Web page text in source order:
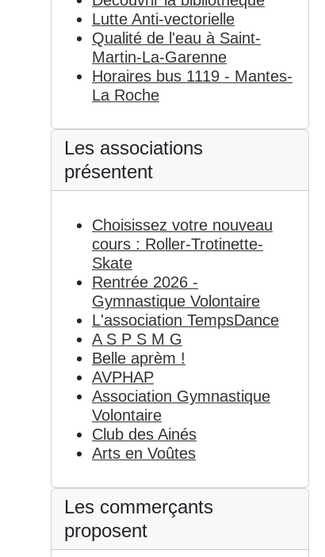
Lutte Anti-vectorielle
Qualité de l'eau à Saint-
Martin-La-Garenne
Horaires bus 1119 - Mantes-
La Roche
Les associations
présentent
Choisissez votre nouveau
cours : Roller-Trotinette-
Skate
Rentrée 2026 -
Gymnastique Volontaire
L'association TempsDance
A S P S M G
Belle aprèm !
AVPHAP
Association Gymnastique
Volontaire
Club des Ainés
Arts en Voûtes
Les commerçants
proposent